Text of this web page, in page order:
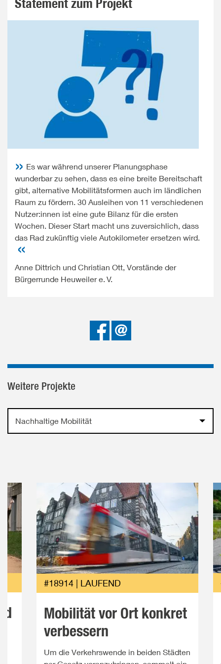
Statement zum Projekt
Es war während unserer Planungsphase
wunderbar zu sehen, dass es eine breite Bereitschaft
gibt, alternative Mobilitätsformen auch im ländlichen
Raum zu fördern. 30 Ausleihen von 11 verschiedenen
Nutzer:innen ist eine gute Bilanz für die ersten
Wochen. Dieser Start macht uns zuversichlich, dass
das Rad zukünftig viele Autokilometer ersetzen wird.
Anne Dittrich und Christian Ott, Vorstände der
Bürgerrunde Heuweiler e. V.
Bei
Facebook
Weitere Projekte
Nachhaltige Mobilität
#18914 | LAUFEND
Mobilität vor Ort konkret
verbessern
Um die Verkehrswende in beiden Städten